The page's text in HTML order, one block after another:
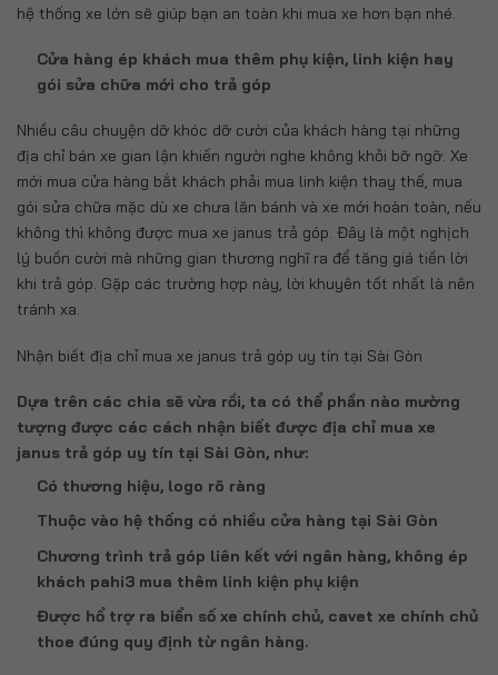
hệ thống xe lớn sẽ giúp bạn an toàn khi mua xe hơn bạn nhé.
Cửa hàng ép khách mua thêm phụ kiện, linh kiện hay
gói sửa chữa mới cho trả góp
Nhiều câu chuyện dỡ khóc dỡ cười của khách hàng tại những
địa chỉ bán xe gian lận khiến người nghe không khỏi bỡ ngỡ. Xe
mới mua cửa hàng bắt khách phải mua linh kiện thay thế, mua
gói sửa chữa mặc dù xe chưa lăn bánh và xe mới hoàn toàn, nếu
không thì không được mua xe janus trả góp. Đây là một nghịch
lý buồn cười mà những gian thương nghĩ ra để tăng giá tiền lời
khi trả góp. Gặp các trường hợp này, lời khuyên tốt nhất là nên
tránh xa.
Nhận biết địa chỉ mua xe janus trả góp uy tín tại Sài Gòn
Dựa trên các chia sẽ vừa rồi, ta có thể phần nào mường
tượng được các cách nhận biết được địa chỉ mua xe
janus trả góp uy tín tại Sài Gòn, như:
Có thương hiệu, logo rõ ràng
Thuộc vào hệ thống có nhiều cửa hàng tại Sài Gòn
Chương trình trả góp liên kết với ngân hàng, không ép
khách pahi3 mua thêm linh kiện phụ kiện
Được hổ trợ ra biển số xe chính chủ, cavet xe chính chủ
thoe đúng quy định từ ngân hàng.